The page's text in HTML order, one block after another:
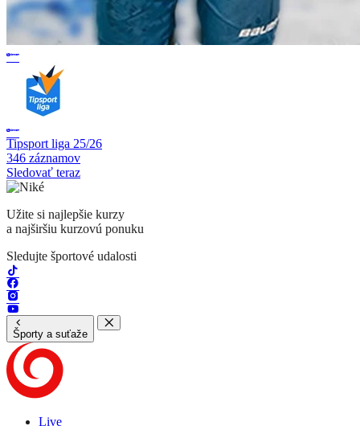
Tipsport liga 25/26
346 záznamov
Sledovať teraz
Užite si najlepšie kurzy
a najširšiu kurzovú ponuku
Sledujte športové udalosti
Športy a suťaže
Live